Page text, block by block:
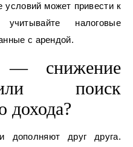
может привести к
налоговые
с арендой.
— снижение
поиск
дохода?
дополняют друг друга.